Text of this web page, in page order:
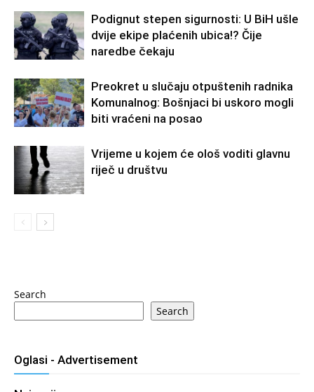
Podignut stepen sigurnosti: U BiH ušle
dvije ekipe plaćenih ubica!? Čije
naredbe čekaju
Preokret u slučaju otpuštenih radnika
Komunalnog: Bošnjaci bi uskoro mogli
biti vraćeni na posao
Vrijeme u kojem će ološ voditi glavnu
riječ u društvu
Search
Search
Oglasi - Advertisement